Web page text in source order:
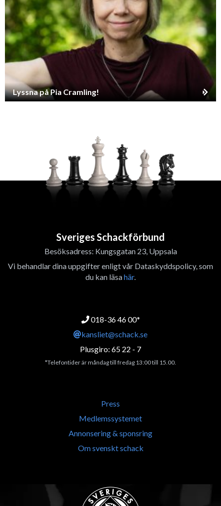
Lyssna på Pia Cramling!
Sveriges Schackförbund
Besöksadress: Kungsgatan 23, Uppsala
Vi behandlar dina uppgifter enligt vår Dataskyddspolicy, som
du kan läsahär.
018-36 46 00*
kansliet@schack.se
Plusgiro: 65 22 - 7
*Telefontider är måndag till fredag 13:00 till 15.00.
Press
Medlemssystemet
Annonsering & sponsring
Om svenskt schack